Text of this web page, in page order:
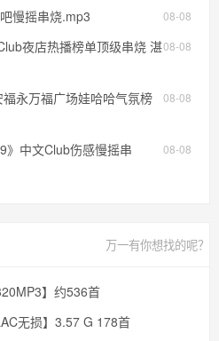
08-08
慢摇串烧.mp3
08-08
夜店热播榜单顶级串烧 湛
08-08
永万福广场娃哈哈气氛榜
08-08
》中文Club伤感慢摇串
万一有你想找的呢？
】约536首
无损】3.57 G 178首